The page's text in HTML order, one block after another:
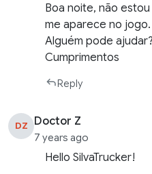
Boa noite, não
me aparece no jogo.
Alguém pode ajudar?
Cumprimentos
Reply
DZ Doctor Z
7 years ago
Hello SilvaTrucker!